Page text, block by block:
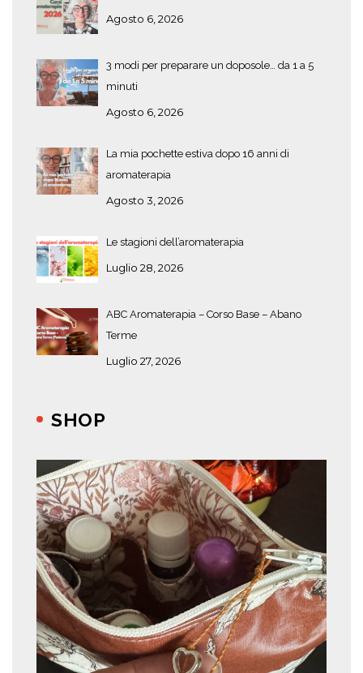
Agosto 6, 2026
3 modi per preparare un doposole… da 1 a 5
minuti
Agosto 6, 2026
La mia pochette estiva dopo 16 anni di
aromaterapia
Agosto 3, 2026
Le stagioni dell’aromaterapia
Luglio 28, 2026
ABC Aromaterapia – Corso Base – Abano
Terme
Luglio 27, 2026
SHOP